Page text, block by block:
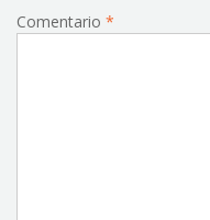
Comentario *